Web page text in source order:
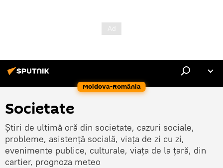
Moldova-România
Societate
Știri de ultimă oră din societate, cazuri sociale,
probleme, asistență socială, viața de zi cu zi,
evenimente publice, culturale, viața de la țară, din
cartier, prognoza meteo